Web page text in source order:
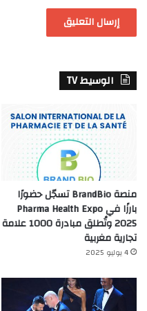
الوسيط TV
منصة BrandBio تسجّل حضورًا
بارزًا في Pharma Health Expo
2025 وتُطلق مبادرة 1000 علامة
تجارية مغربية
4 يوليو 2025